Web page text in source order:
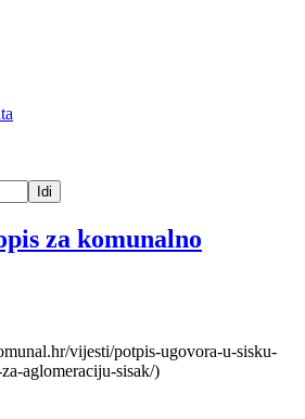
Idi
za komunalno
vijesti/potpis-ugovora-u-sisku-
aglomeraciju-sisak/)